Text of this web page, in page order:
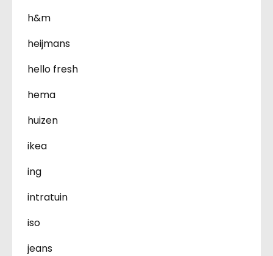
h&m
heijmans
hello fresh
hema
huizen
ikea
ing
intratuin
iso
jeans